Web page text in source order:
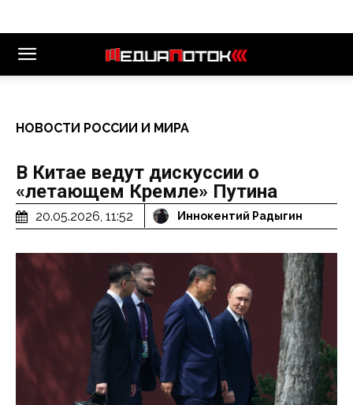
НОВОСТИ РОССИИ И МИРА
В Китае ведут дискуссии о
«летающем Кремле» Путина
20.05.2026, 11:52 Иннокентий Радыгин